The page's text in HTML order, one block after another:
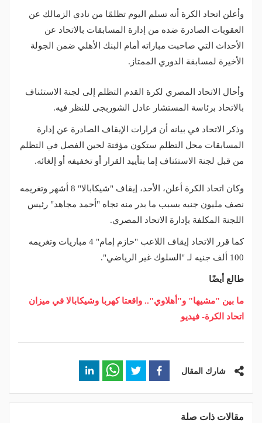
وأعلن اتحاد الكرة أنه تسلم اليوم تظلمًا من نادي الزمالك عن
العقوبات الصادرة ضده من إدارة المسابقات بالاتحاد عن
الأحداث التي صاحبت مباراته أمام البنك الأهلي ضمن الجولة
الأخيرة لمسابقة الدوري الممتاز.
وأحال الاتحاد المصري لكرة القدم التظلم إلى لجنة الاستئناف
بالاتحاد برئاسة المستشار عادل الشوربجى للنظر فيه.
وذكر الاتحاد في بيانه أن قرارات الإيقاف الصادرة عن إدارة
المسابقات محل التظلم ستكون مؤقتة لحين الفصل في التظلم
من قبل لجنة الاستئناف إما بتأييد القرار أو تخفيفه أو إلغائه.
وكان اتحاد الكرة أعلن، الأحد، إيقاف "شيكابالا" 8 أشهر وتغريمه
نصف مليون جنيه بسبب ما بدر منه تجاه "أحمد مجاهد" رئيس
اللجنة المكلفة بإدارة الاتحاد المصري.
كما قرر الاتحاد إيقاف اللاعب "حازم إمام" 4 مباريات وتغريمه
100 ألف جنيه لـ "السلوك غير الرياضي".
طالع أيضًا
ما بين "مشيها" و"أهلاوي".. واقعتا كهربا وشيكابالا في ميزان
اتحاد الكرة- فيديو
شارك المقال
مقالات ذات صلة